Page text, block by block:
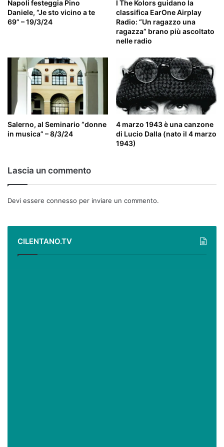
Napoli festeggia Pino
Daniele, “Je sto vicino a te
69” – 19/3/24
I The Kolors guidano la
classifica EarOne Airplay
Radio: “Un ragazzo una
ragazza” brano più ascoltato
nelle radio
Salerno, al Seminario “donne
in musica” – 8/3/24
4 marzo 1943 è una canzone
di Lucio Dalla (nato il 4 marzo
1943)
Lascia un commento
Devi essere connesso per inviare un commento.
CILENTANO.TV